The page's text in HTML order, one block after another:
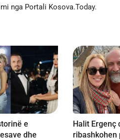
nga Portali Kosova.Today.
e
dhe
Halit Ergenç
ribashkohen